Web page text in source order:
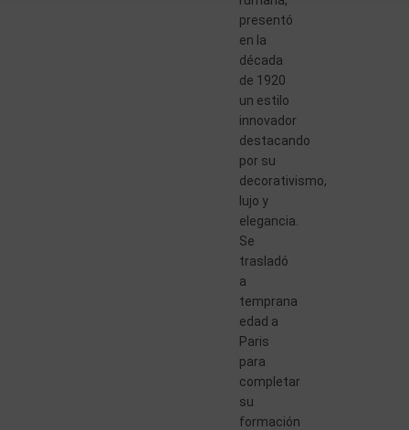
presentó
en la
década
de 1920
un estilo
innovador
destacando
por su
decorativismo,
lujo y
elegancia.
Se
trasladó
a
temprana
edad a
Paris
para
completar
su
formación